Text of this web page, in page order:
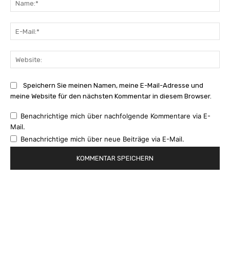
Speichern Sie meinen Namen, meine E-Mail-Adresse und
meine Website für den nächsten Kommentar in diesem Browser.
Benachrichtige mich über nachfolgende Kommentare via E-
Mail.
Benachrichtige mich über neue Beiträge via E-Mail.